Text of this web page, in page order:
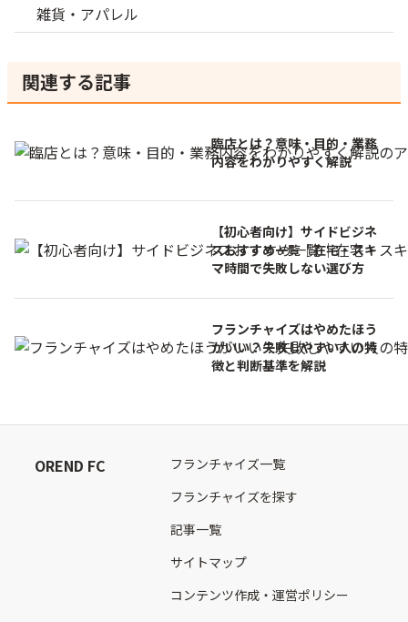
雑貨・アパレル
関連する記事
臨店とは？意味・目的・業務
内容をわかりやすく解説
【初心者向け】サイドビジネ
スおすすめ一覧｜在宅・スキ
マ時間で失敗しない選び方
フランチャイズはやめたほう
がいい？失敗しやすい人の特
徴と判断基準を解説
OREND FC
フランチャイズ一覧
フランチャイズを探す
記事一覧
サイトマップ
コンテンツ作成・運営ポリシー